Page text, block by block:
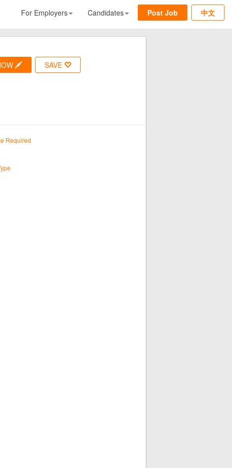
中文
For Employers Candidates Post Job
SAVE
Required